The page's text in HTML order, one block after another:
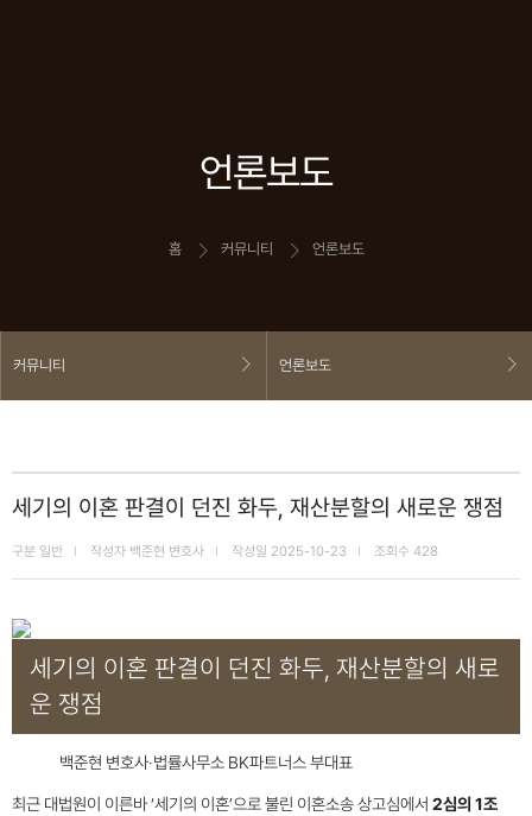
언론보도
홈 커뮤니티 언론보도
커뮤니티 언론보도
세기의 이혼 판결이 던진 화두, 재산분할의 새로운 쟁점
구분 일반 작성자 백준현 변호사 작성일 2025-10-23 조회수 428
세기의 이혼 판결이 던진 화두, 재산분할의 새로
운 쟁점
백준현 변호사·법률사무소 BK파트너스 부대표
최근 대법원이 이른바 ‘세기의 이혼’으로 불린 이혼소송 상고심에서 2심의 1조